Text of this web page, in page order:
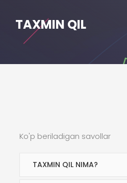
TAXMIN QIL
Ko'p beriladigan savollar
TAXMIN QIL NIMA?